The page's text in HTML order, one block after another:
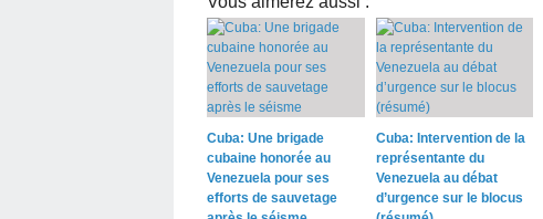
Cuba: Une brigade
cubaine honorée au
Venezuela pour ses
efforts de sauvetage
Cuba: Intervention de la
représentante du
Venezuela au débat
d’urgence sur le blocus